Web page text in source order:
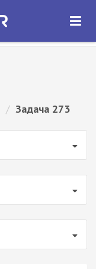
ОТКРЫТЬ
/ Задача 273